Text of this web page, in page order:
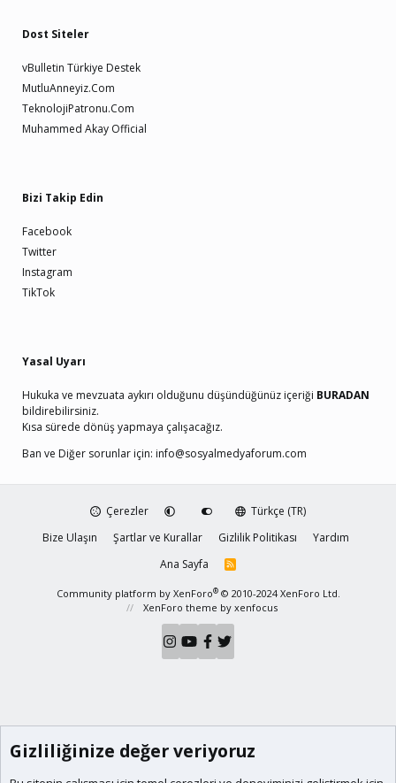
Dost Siteler
vBulletin Türkiye Destek
MutluAnneyiz.Com
TeknolojiPatronu.Com
Muhammed Akay Official
Bizi Takip Edin
Facebook
Twitter
Instagram
TikTok
Yasal Uyarı
Hukuka ve mevzuata aykırı olduğunu düşündüğünüz içeriği BURADAN
bildirebilirsiniz.
Kısa sürede dönüş yapmaya çalışacağız.
Ban ve Diğer sorunlar için: info@sosyalmedyaforum.com
Çerezler
Türkçe (TR)
Bize Ulaşın
Şartlar ve Kurallar Gizlilik Politikası
Yardım
Ana Sayfa
R
S
Community platform by XenForo® © 2010-2024 XenForo Ltd.
XenForo theme by xenfocus
Gizliliğinize değer veriyoruz